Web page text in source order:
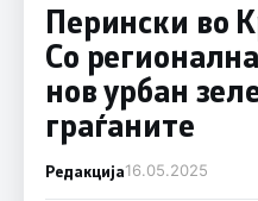
Перински во
Со
нов урбан
граѓаните
Редакција16.05.2025